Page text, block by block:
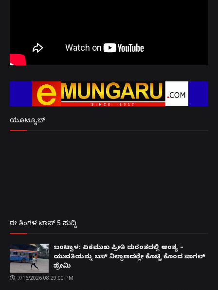
ಯೂಟ್ಯೂಬ್
ಈ ತಿಂಗಳ ಟಾಪ್ 5 ಸುದ್ದಿ
ಬಂಟ್ವಾಳ: ಏಕಮುಖ ಪ್ರೀತಿ ದುರಂತದಲ್ಲಿ ಅಂತ್ಯ –
ಯುವತಿಯನ್ನು ಬಸ್ ನಿಲ್ದಾಣದಲ್ಲೇ ಕೊಚ್ಚಿ ಕೊಂದ ಪಾಗಲ್
ಪ್ರೇಮಿ
7/16/2026 08:29:00 PM